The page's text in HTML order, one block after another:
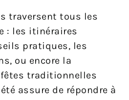
traversent tous les
: les itinéraires
pratiques, les
ou encore la
traditionnelles
assure de répondre à